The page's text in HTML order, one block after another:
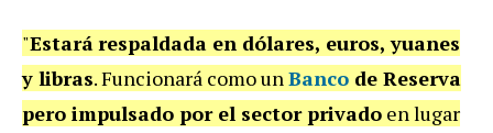
"Estarárespaldada en dólares, euros, yuanes
y libras. Funcionará como unBanco de Reserva
pero impulsado por el sector privado en lugar